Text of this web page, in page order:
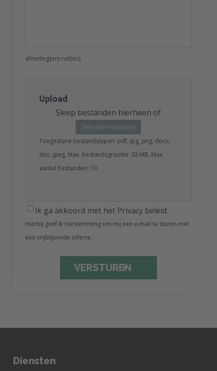
afmeting(en) ruit(en)
Upload
Sleep bestanden hierheen of
Selecteer bestanden
Toegestane bestandstypen: pdf, jpg, png, docx,
doc, jpeg, Max. bestandsgrootte: 32 MB, Max.
aantal bestanden: 10.
Ik ga akkoord met het Privacy beleid.
Hierbij geef ik toestemming om mij een e-mail te sturen met
een vrijblijvende offerte.
Diensten